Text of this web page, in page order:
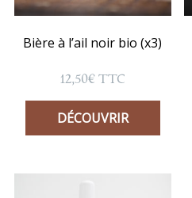
Bière à l’ail noir bio (x3)
12,50€TTC
DÉCOUVRIR